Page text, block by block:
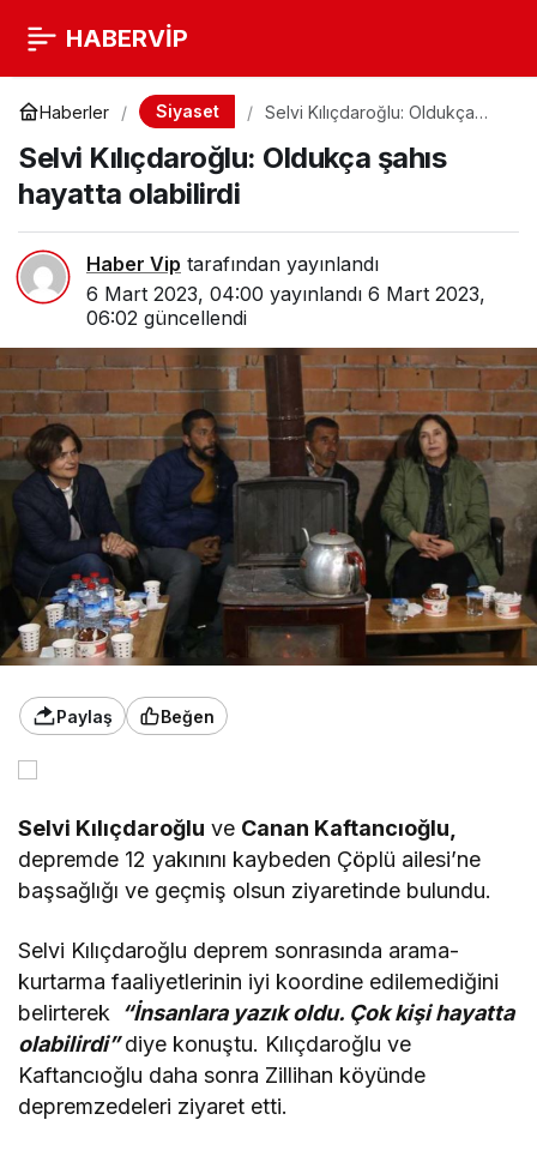
HABERVİP
Haberler Siyaset
Selvi Kılıçdaroğlu: Oldukça
Selvi Kılıçdaroğlu: Oldukça şahıs
hayatta olabilirdi
Haber Vip tarafından yayınlandı
6 Mart 2023, 04:00 yayınlandı 6 Mart 2023,
06:02 güncellendi
Paylaş Beğen
Selvi Kılıçdaroğlu ve Canan Kaftancıoğlu,
depremde 12 yakınını kaybeden Çöplü ailesi’ne
başsağlığı ve geçmiş olsun ziyaretinde bulundu.
Selvi Kılıçdaroğlu deprem sonrasında arama-
kurtarma faaliyetlerinin iyi koordine edilemediğini
belirterek “İnsanlara yazık oldu. Çok kişi hayatta
olabilirdi” diye konuştu. Kılıçdaroğlu ve
Kaftancıoğlu daha sonra Zillihan köyünde
depremzedeleri ziyaret etti.